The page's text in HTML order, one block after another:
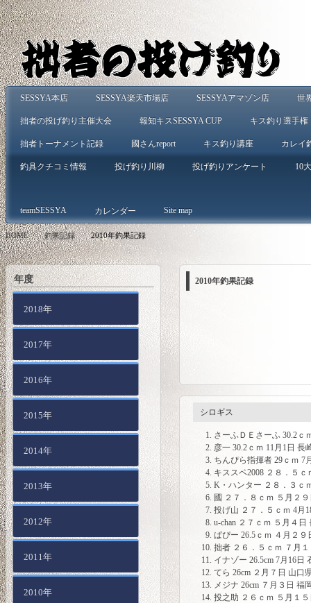
SESSYA本店 SESSYA楽天市場店 SESSYAアマゾン店 世
拙者の投げ釣り主催大会 報知キスSESSYA CUP キス釣り選手権
拙者トーナメント記録 國さんreport キス釣り講座 カレイ
釣具クチコミ情報 投げ釣り川柳 投げ釣りアンケート 10
teamSESSYA カレンダー Site map
HOME > 釣果記録 > 2010年釣果記録
2010年釣果記録
シロギス
さーふＤＥさーふ 30.2ｃ
彦一 30.2ｃｍ 11月1日 長
ちんぴら指揮者 29ｃｍ 7
キススペ2008 ２８．５ｃ
K・ハンター ２８．３ｃ
國 ２７．８ｃｍ ５月２
投げ山 ２７．５ｃｍ 4月
u-chan ２７ｃｍ ５月４日
ぱぴー 26.5ｃｍ ４月２
拙者 ２６．５ｃｍ ７月
イナゾー 26.5cm 7月16日
てら 26cm ２月７日 山口
メジナ 26cm ７月３日 福
投之助 ２６ｃｍ ５月１
年度
2018年
2017年
2016年
2015年
2014年
2013年
2012年
2011年
2010年